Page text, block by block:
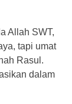
Allah SWT,
tapi umat
Rasul.
dalam